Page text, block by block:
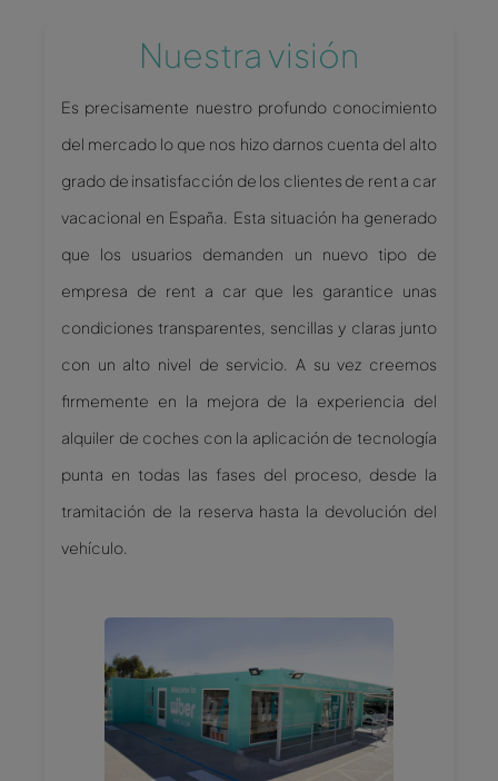
Nuestra visión
Es precisamente nuestro profundo conocimiento
del mercado lo que nos hizo darnos cuenta del alto
grado de insatisfacción de los clientes de rent a car
vacacional en España. Esta situación ha generado
que los usuarios demanden un nuevo tipo de
empresa de rent a car que les garantice unas
condiciones transparentes, sencillas y claras junto
con un alto nivel de servicio. A su vez creemos
firmemente en la mejora de la experiencia del
alquiler de coches con la aplicación de tecnología
punta en todas las fases del proceso, desde la
tramitación de la reserva hasta la devolución del
vehículo.